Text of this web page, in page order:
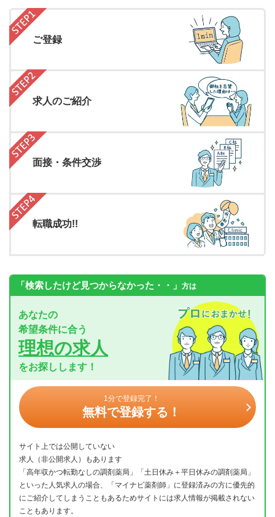
ご登録
求人のご紹介
面接・条件交渉
転職成功!!
「検索したけど見つからなかった・・」 方は
あなたの
希望条件に合う
理想の求人
をお探しします！
1分で登録完了！
無料で登録する！
サイト上では公開していない
求人（非公開求人）もあります
「高年収かつ転勤なしの調剤薬局」「土日休み＋平日休みの調剤薬局」
といった人気求人の場合、「マイナビ薬剤師」に登録済みの方に優先的
にご紹介してしまうこともあるためサイトには求人情報が掲載されない
こともあります。